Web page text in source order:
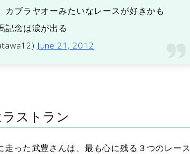
ブラヤオーみたいなレースが好きかも
記念は涙が出る
June 21, 2012
ストラン
った武豊さんは、最も心に残る３つのレース